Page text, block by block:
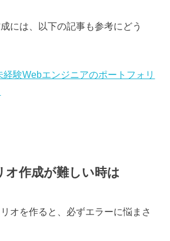
には、以下の記事も参考にどう
経験Webエンジニアのポートフォリ
オ作成が難しい時は
オを作ると、必ずエラーに悩まさ